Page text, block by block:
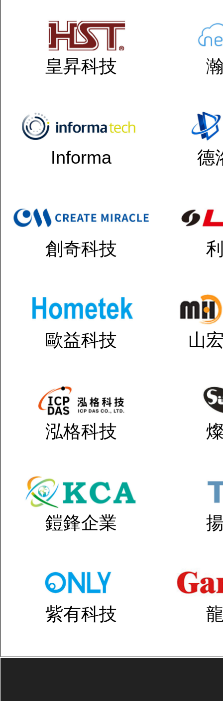
皇昇科技
Informa 德
創奇科技
歐益科技 山
泓格科技
鎧鋒企業
紫有科技